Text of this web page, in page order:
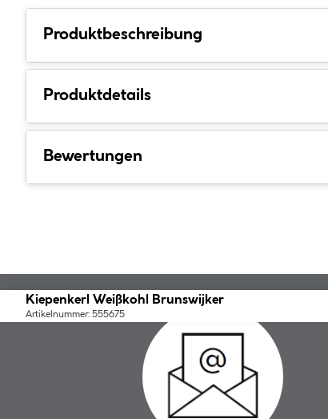
Produktbeschreibung
Produktdetails
Bewertungen
Kiepenkerl Weißkohl Brunswijker
Artikelnummer: 555675